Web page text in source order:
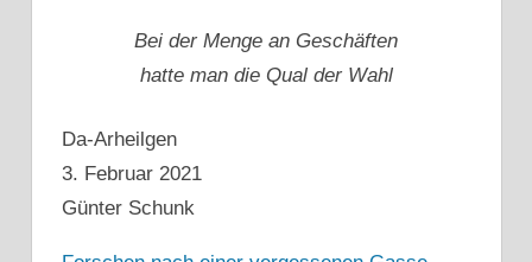
Bei der Menge an Geschäften
hatte man die Qual der Wahl
Da-Arheilgen
3. Februar 2021
Günter Schunk